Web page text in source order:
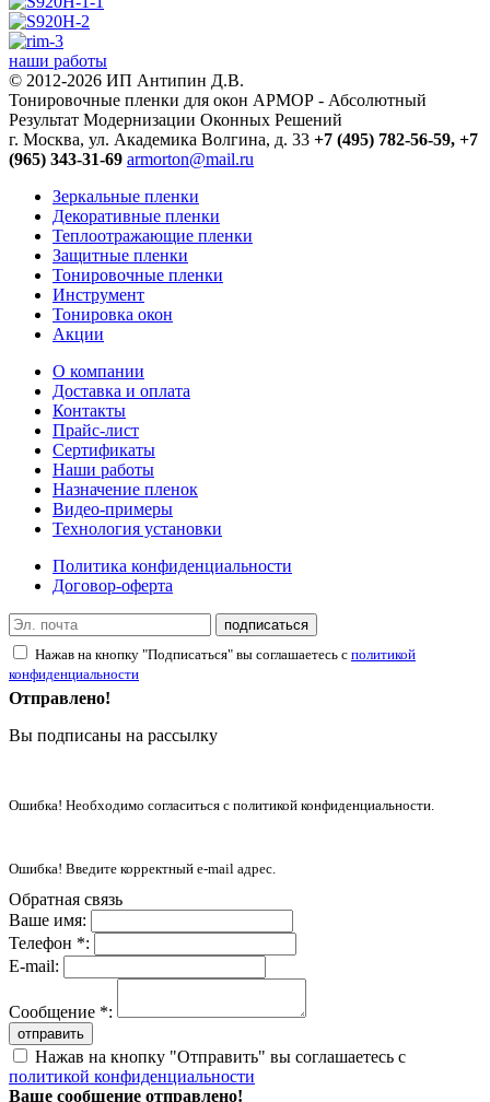
наши работы
© 2012-2026 ИП Антипин Д.В.
Тонировочные пленки для окон АРМОР - Абсолютный
Результат Модернизации Оконных Решений
г. Москва, ул. Академика Волгина, д. 33 +7 (495) 782-56-59, +7
(965) 343-31-69 armorton@mail.ru
Зеркальные пленки
Декоративные пленки
Теплоотражающие пленки
Защитные пленки
Тонировочные пленки
Инструмент
Тонировка окон
Акции
О компании
Доставка и оплата
Контакты
Прайс-лист
Сертификаты
Наши работы
Назначение пленок
Видео-примеры
Технология установки
Политика конфиденциальности
Договор-оферта
подписаться
Нажав на кнопку "Подписаться" вы соглашаетесь с политикой
конфиденциальности
Отправлено!
Вы подписаны на рассылку
Ошибка! Необходимо согласиться с политикой конфиденциальности.
Ошибка! Введите корректный e-mail адрес.
Обратная связь
Ваше имя:
Телефон *:
E-mail:
Сообщение *:
отправить
Нажав на кнопку "Отправить" вы соглашаетесь с
политикой конфиденциальности
Ваше сообщение отправлено!